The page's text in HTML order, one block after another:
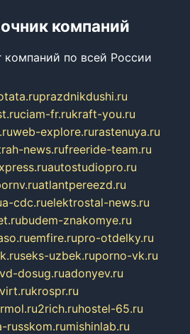
компаний
компаний по всей России
prazdnikdushi.ru
ciam-fr.rukraft-you.ru
web-explore.rurastenuya.ru
news.rufreeride-team.ru
autostudiopro.ru
atlantpereezd.ru
a-cdc.ruelektrostal-news.ru
budem-znakomye.ru
emfire.rupro-otdelky.ru
seks-uzbek.ruporno-vk.ru
vd-dosug.ruadonyev.ru
krospr.ru
2rich.ruhostel-65.ru
russkom.rumishinlab.ru